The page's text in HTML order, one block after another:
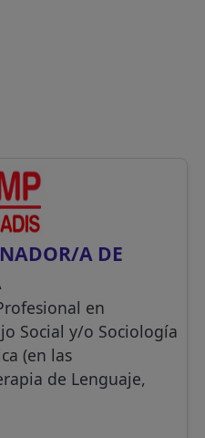
A DE
en
Social y/o Sociología
(en las
de Lenguaje,